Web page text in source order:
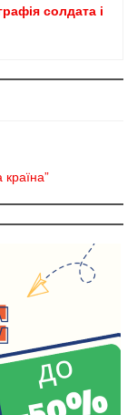
солдата і